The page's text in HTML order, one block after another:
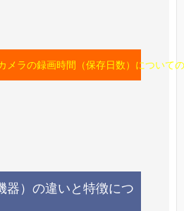
メラの録画時間（保存日数）について
器）の違いと特徴につ